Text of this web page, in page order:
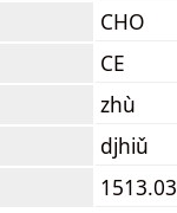
CHO
CE
zhù
djhiǔ